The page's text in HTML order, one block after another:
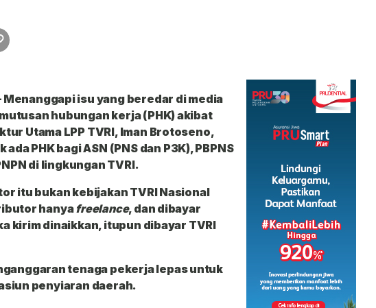
Menanggapi isu yang beredar di media
hubungan kerja (PHK) akibat
Utama LPP TVRI, Iman Brotoseno,
PHK bagi ASN (PNS dan P3K), PBPNS
di lingkungan TVRI.
itu bukan kebijakan TVRI Nasional
hanyafreelance, dan dibayar
kirim dinaikkan, itupun dibayar TVRI
tenaga pekerja lepas untuk
penyiaran daerah.